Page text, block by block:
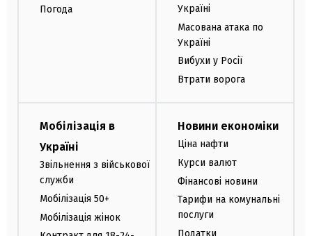
Погода
Україні
Масована атака по
Україні
Вибухи у Росії
Втрати ворога
Мобілізація в
Україні
Звільнення з військової
служби
Мобілізація 50+
Мобілізація жінок
Новини економіки
Ціна нафти
Курси валют
Фінансові новини
Тарифи на комунальні
послуги